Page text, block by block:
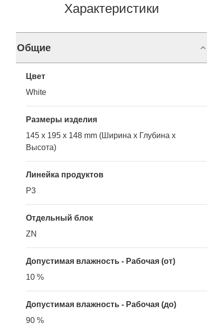
Характеристики
Общие
Цвет
White
Размеры изделия
145 x 195 x 148 mm (Ширина x Глубина x
Высота)
Линейка продуктов
P3
Отдельный блок
ZN
Допустимая влажность - Рабочая (от)
10 %
Допустимая влажность - Рабочая (до)
90 %